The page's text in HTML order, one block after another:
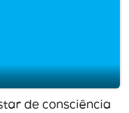
de consciência